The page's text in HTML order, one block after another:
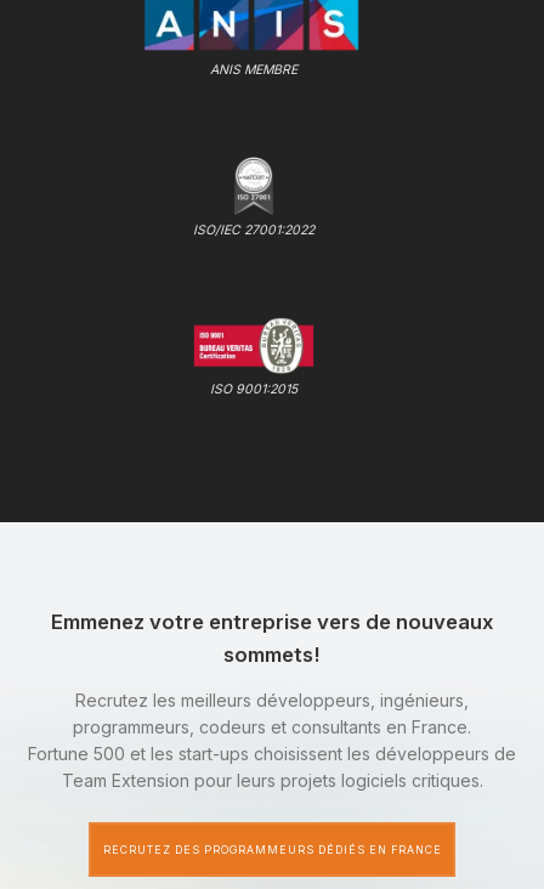
ANIS MEMBRE
ISO/IEC 27001:2022
ISO 9001:2015
Emmenez votre entreprise vers de nouveaux
sommets!
Recrutez les meilleurs développeurs, ingénieurs,
programmeurs, codeurs et consultants en France.
Fortune 500 et les start-ups choisissent les développeurs de
Team Extension pour leurs projets logiciels critiques.
RECRUTEZ DES PROGRAMMEURS DÉDIÉS EN FRANCE